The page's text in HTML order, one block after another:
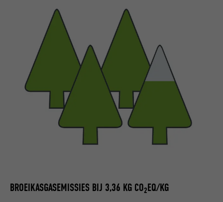
BROEIKASGASEMISSIES BIJ 3,36 KG CO2EQ/KG